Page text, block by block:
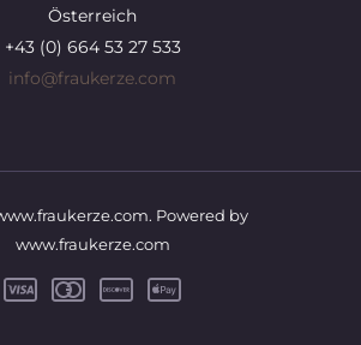
Österreich
+43 (0) 664 53 27 533
info@fraukerze.com
Powered by
www.fraukerze.com